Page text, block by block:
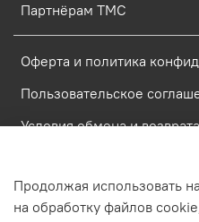
Партнёрам ТМС
Оферта и политика
Пользовательское
Условия обмена и возврата
Интернет-магазин создан на
Продолжая использовать
на обработку файлов